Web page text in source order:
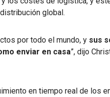
global.
por todo el mundo, y sus
enviar en casa”, dijo
en tiempo real de los